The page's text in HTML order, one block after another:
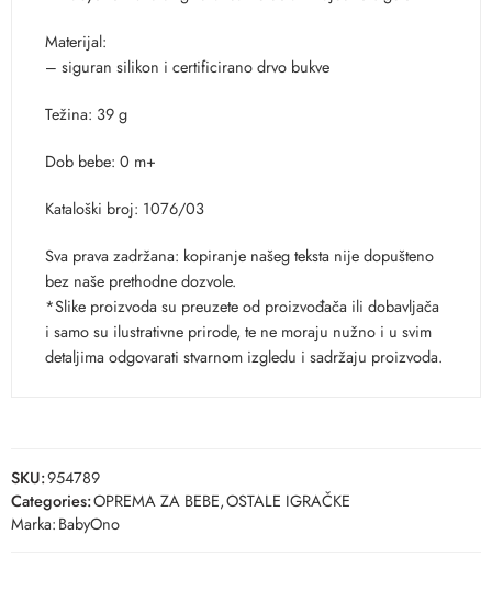
Materijal:
– siguran silikon i certificirano drvo bukve
Težina: 39 g
Dob bebe: 0 m+
Kataloški broj: 1076/03
Sva prava zadržana: kopiranje našeg teksta nije dopušteno
bez naše prethodne dozvole.
*Slike proizvoda su preuzete od proizvođača ili dobavljača
i samo su ilustrativne prirode, te ne moraju nužno i u svim
detaljima odgovarati stvarnom izgledu i sadržaju proizvoda.
SKU:954789
Categories:OPREMA ZA BEBE,OSTALE IGRAČKE
Marka:BabyOno